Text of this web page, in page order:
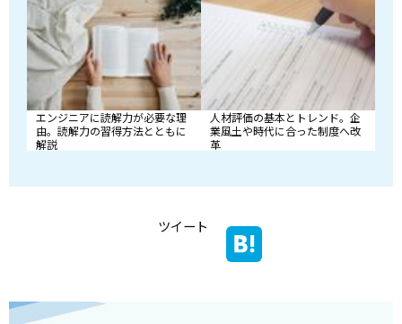
エンジニアに読解力が必要な理
由。読解力の習得方法とともに
解説
人材評価の基本とトレンド。企
業風土や時代に合った制度へ改
革
ツイート